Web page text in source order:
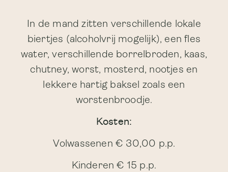
In de mand zitten verschillende lokale
biertjes (alcoholvrij mogelijk), een fles
water, verschillende borrelbroden, kaas,
chutney, worst, mosterd, nootjes en
lekkere hartig baksel zoals een
worstenbroodje.
Kosten:
Volwassenen € 30,00 p.p.
Kinderen € 15 p.p.